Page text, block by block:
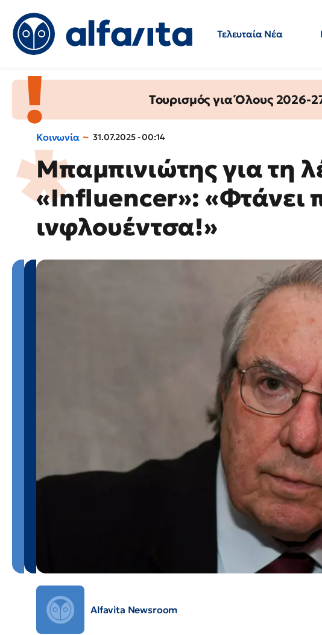
Τελευταία Νέα
Τουρισμός για Όλους
Κοινωνία 31.07.2025 - 00:14
Μπαμπινιώτης για τη
«Influencer»: «Φτάνει
ινφλουέντσα!»
Alfavita Newsroom